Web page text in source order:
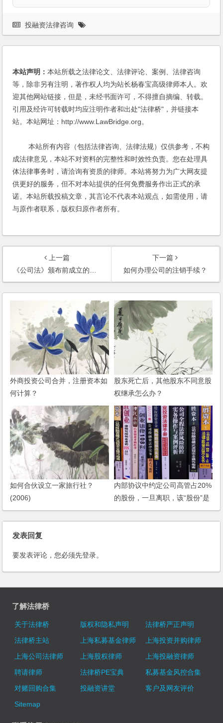
投融资法律咨询
本站声明：本站所载之法律论文、法律评论、案例、法律咨询
等，除非另有注明，著作权人均为站长杨春宝高级律师本人。欢
迎其他网站链接，但是，未经书面许可，不得擅自摘编、转载。
引用及经许可转载时均应注明作者和出处"法律桥"，并链接本
站。本站网址：http://www.LawBridge.org。
本站所有内容（包括法律咨询、法律法规）仅供参考，不构
成法律意见，本站不对资料的完整性和时效性负责。您在处理具
体法律事务时，请洽询有资质的律师。本站将努力为广大网友提
供更好的服务，但不对本站提供的任何免费服务作出正式的承
诺。本站所载投稿文章，其言论不代表本站观点，如需使用，请
与原作者联系，版权归原作者所有。
上一篇
《公司法》颁布前成立的公司，2002年被吊销营业执照，能否按照现行《公司法》进行清算？
下一篇
如何办理公司的注销手续？
外商投资公司合并，注册资本如
何计算？
股东死亡后，其他股东不同意股
权继承怎么办？
如何合伙设立一家旅行社？
(2006)
内部协议中约定公司高管占20%
的股份，一旦离职，该“股份”是
不是也不在存在了？
发表回复
要发表评论，您必须先登录。
了解法律桥
关于法律桥 版权和隐私声明
法律桥严正声明
法律桥主站
上海私募基金律师
上海投资并购律师
上海公司法律师
上海股权律师
上海投融资律师
聘请律师
法律桥PE宝典
私募基金风控合集
对赌回购合集
投融资讲堂
客户及网友评价
Sitemap